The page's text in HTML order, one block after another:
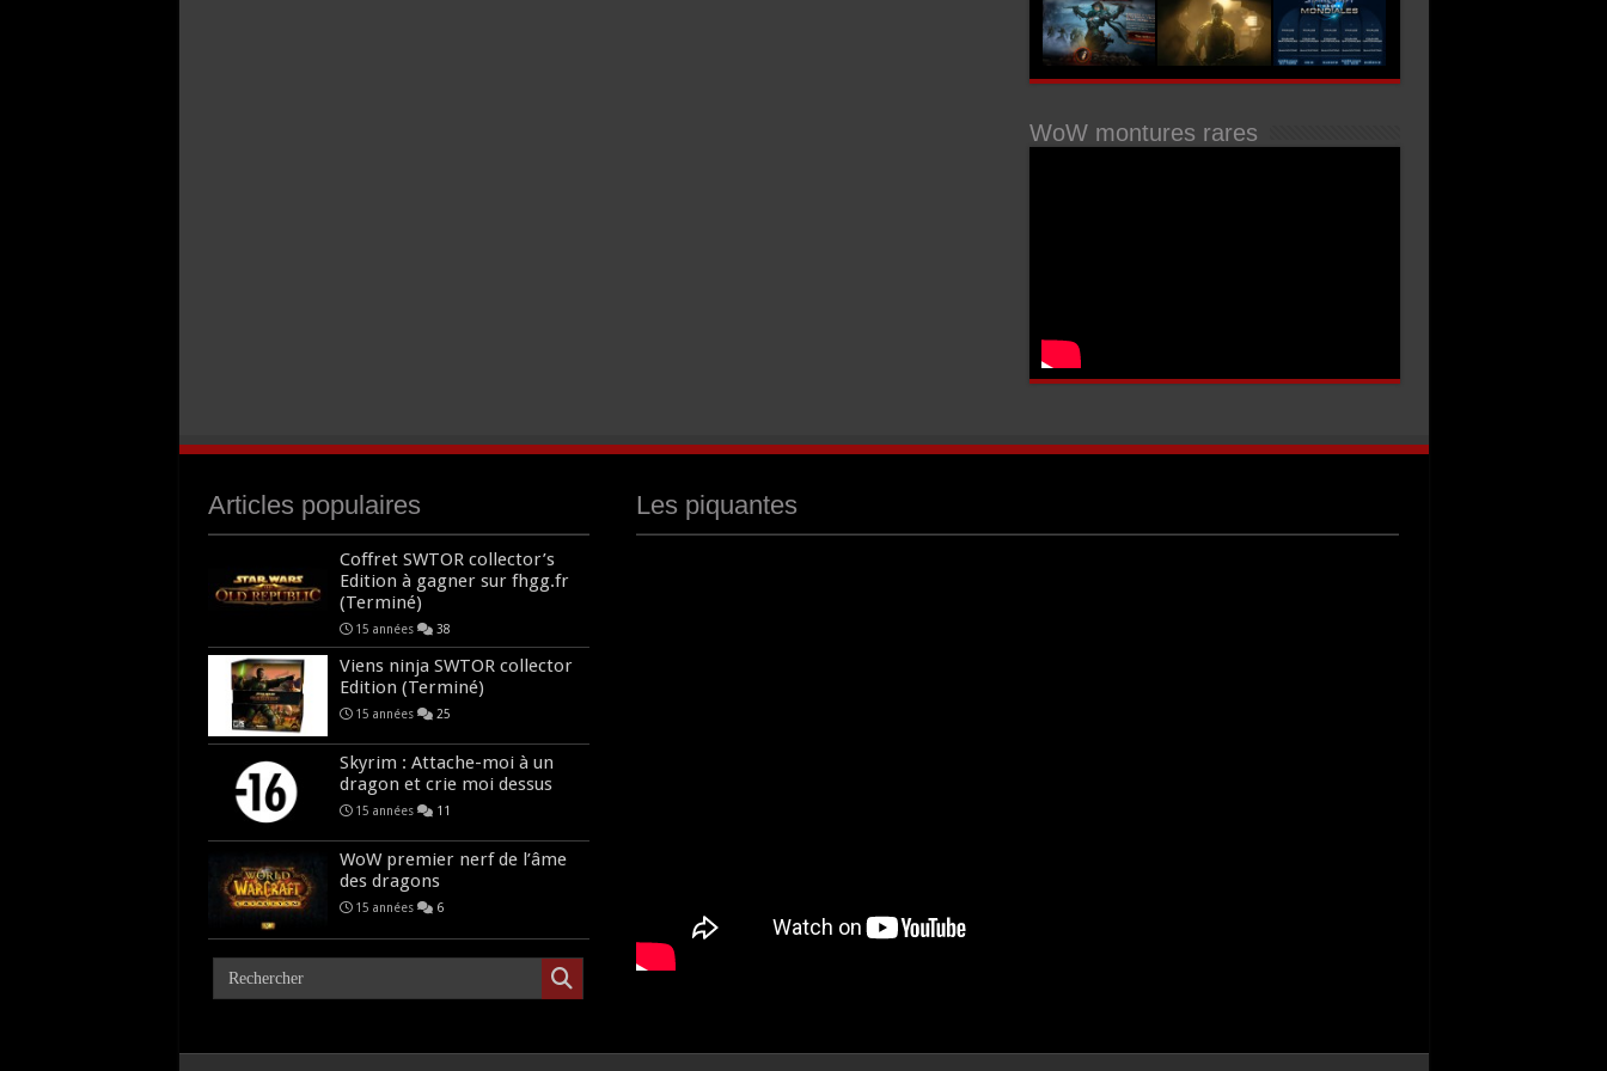
WoW montures rares
Articles populaires
Coffret SWTOR collector’s
Edition à gagner sur fhgg.fr
(Terminé)
15 années 38
Viens ninja SWTOR collector
Edition (Terminé)
15 années 25
Skyrim : Attache-moi à un
dragon et crie moi dessus
15 années 11
WoW premier nerf de l’âme
des dragons
15 années 6
Les piquantes